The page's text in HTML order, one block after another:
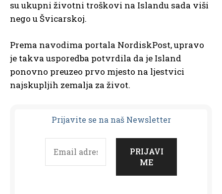
su ukupni životni troškovi na Islandu sada viši
nego u Švicarskoj.
Prema navodima portala NordiskPost, upravo
je takva usporedba potvrdila da je Island
ponovno preuzeo prvo mjesto na ljestvici
najskupljih zemalja za život.
Prijavite se na naš Newsletter